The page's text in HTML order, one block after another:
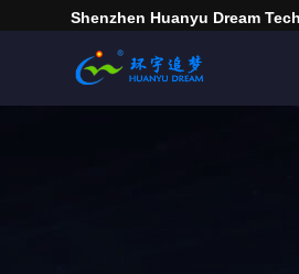
Shenzhen Huanyu Dream